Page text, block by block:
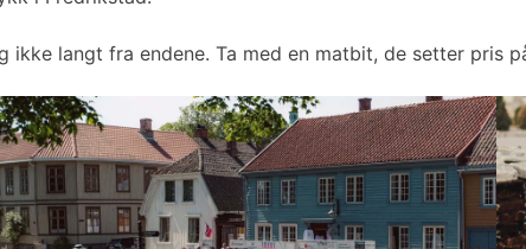
ikke langt fra endene. Ta med en matbit, de setter pris